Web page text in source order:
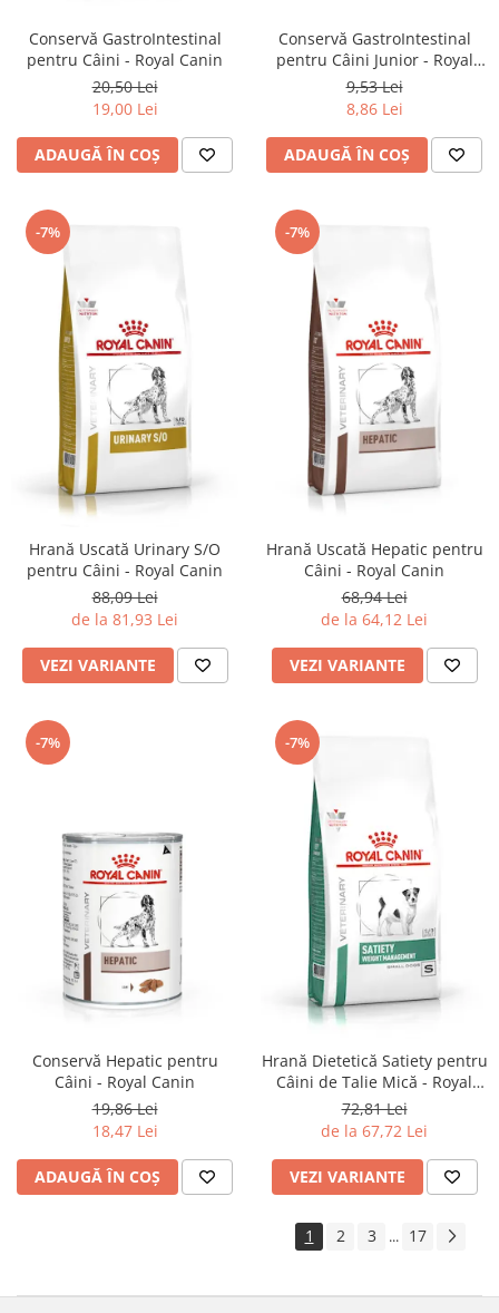
Conservă GastroIntestinal
pentru Câini - Royal Canin
20,50 Lei
19,00 Lei
ADAUGĂ ÎN COȘ
Conservă GastroIntestinal
pentru Câini Junior - Royal
Canin
9,53 Lei
8,86 Lei
ADAUGĂ ÎN COȘ
-7%
Hrană Uscată Urinary S/O
pentru Câini - Royal Canin
88,09 Lei
de la 81,93 Lei
VEZI VARIANTE
-7%
Hrană Uscată Hepatic pentru
Câini - Royal Canin
68,94 Lei
de la 64,12 Lei
VEZI VARIANTE
-7%
Conservă Hepatic pentru
Câini - Royal Canin
19,86 Lei
18,47 Lei
ADAUGĂ ÎN COȘ
-7%
Hrană Dietetică Satiety pentru
Câini de Talie Mică - Royal
Canin
72,81 Lei
de la 67,72 Lei
VEZI VARIANTE
1 2 3 ... 17